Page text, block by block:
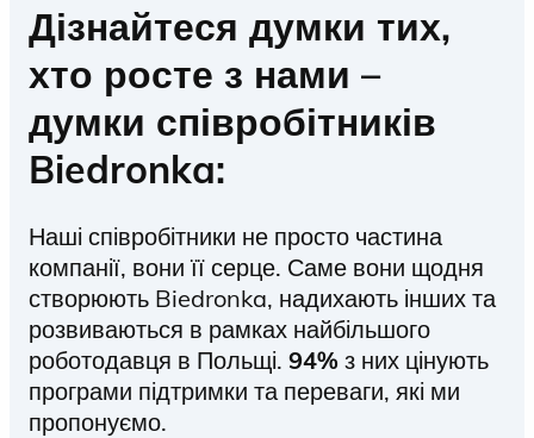
Дізнайтеся думки тих,
хто росте з нами –
думки співробітників
Biedronka:
Наші співробітники не просто частина
компанії, вони її серце. Саме вони щодня
створюють Biedronka, надихають інших та
розвиваються в рамках найбільшого
роботодавця в Польщі. 94% з них цінують
програми підтримки та переваги, які ми
пропонуємо.